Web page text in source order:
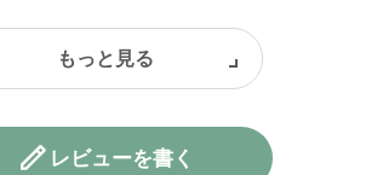
レビューを書く